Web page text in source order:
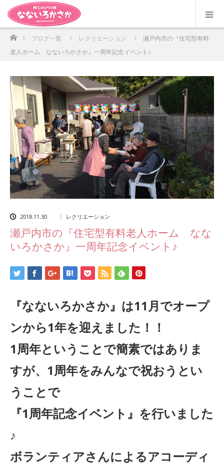
ホームブログ一覧 レクリエーション
瀬戸内市の『住宅型有料
老人ホーム なないろかさか』一周年記念イベント♪
2018.11.30 レクリエーション
瀬戸内市の『住宅型有料老人ホーム なな
いろかさか』一周年記念イベント♪
『なないろかさか』は11月でオープ
ンから1年を迎えました！！
1周年ということで簡素ではありま
すが、1周年をみんなで祝おうとい
うことで
『1周年記念イベント』を行いました
♪
ボランティアさんによるアコーディ